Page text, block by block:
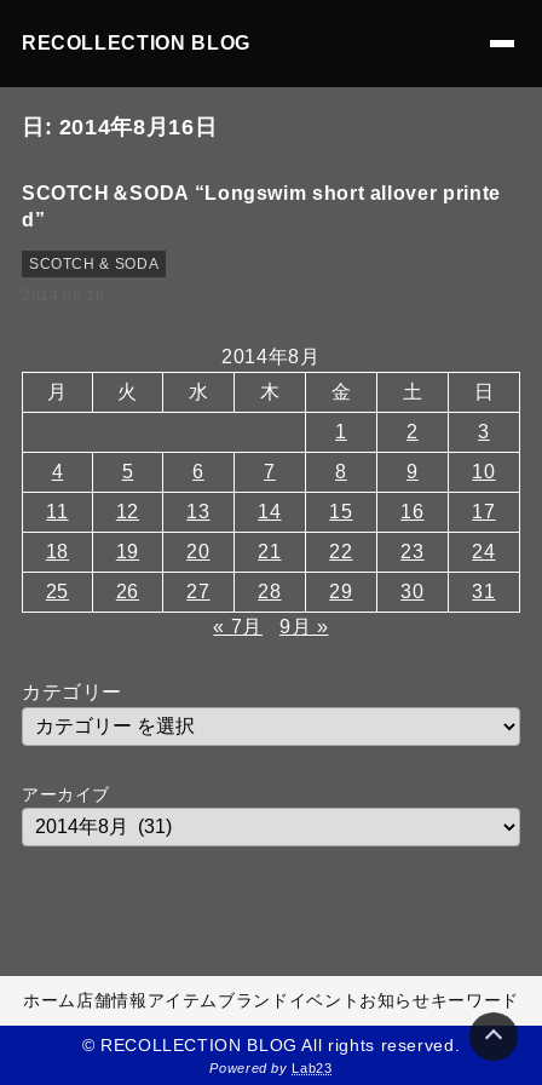
RECOLLECTION BLOG
日: 2014年8月16日
SCOTCH＆SODA “Longswim short allover printe
d”
SCOTCH & SODA
2014年8月
月
火 水 木 金 土
日
1
2
3
4
5 6 7 8 9
10
11
12 13 14 15 16
17
18
19 20 21 22 23
24
25
26 27 28 29 30
31
« 7月
9月 »
カテゴリー
アーカイブ
ホーム 店舗情報アイテムブランド イベント お知らせキーワード
© RECOLLECTION BLOG All rights reserved.
Powered byLab23